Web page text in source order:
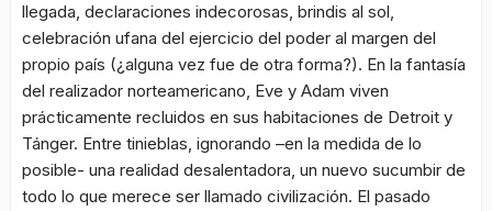
llegada, declaraciones indecorosas, brindis al sol,
celebración ufana del ejercicio del poder al margen del
propio país (¿alguna vez fue de otra forma?). En la fantasía
del realizador norteamericano, Eve y Adam viven
prácticamente recluidos en sus habitaciones de Detroit y
Tánger. Entre tinieblas, ignorando –en la medida de lo
posible- una realidad desalentadora, un nuevo sucumbir de
todo lo que merece ser llamado civilización. El pasado